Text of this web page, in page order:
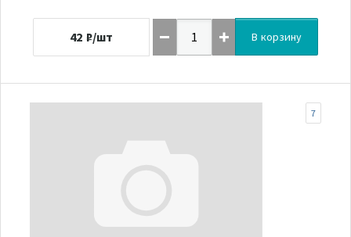
42 ₽/шт В корзину
7